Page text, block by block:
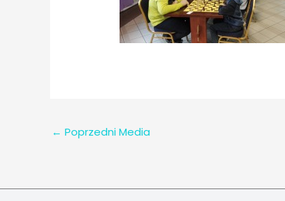
← Poprzedni Media